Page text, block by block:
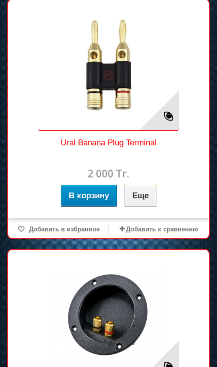
Ural Banana Plug Terminal
2 000 Тг.
В корзину Еще
Добавить в избранное Добавить к сравнению